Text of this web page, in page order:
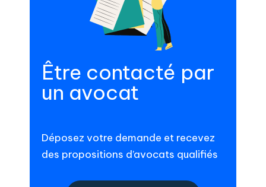
Être contacté par
un avocat
Déposez votre demande et recevez
des propositions d’avocats qualifiés